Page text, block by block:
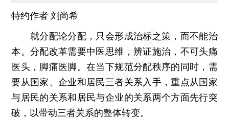
特约作者 刘尚希
就分配论分配，只会形成治标之策，而不能治
本。分配改革需要中医思维，辨证施治，不可头痛
医头，脚痛医脚。在当下规范分配秩序的同时，需
要从国家、企业和居民三者关系入手，重点从国家
与居民的关系和居民与企业的关系两个方面先行突
破，以带动三者关系的整体转变。